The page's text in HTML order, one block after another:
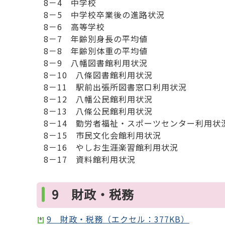
8－4 中学校
8－5 中学校卒業後の進路状況
8－6 高等学校
8－7 年齢別身長の平均値
8－8 年齢別体重の平均値
8－9 八幡図書館利用状況
8－10 八條図書館利用状況
8－11 駅前出張所図書窓口利用状況
8－12 八幡公民館利用状況
8－13 八條公民館利用状況
8－14 勤労者福祉・スポーツセンター利用状
8－15 市民文化会館利用状況
8－16 やしお生涯楽習館利用状況
8－17 資料館利用状況
9 財政・税務
9 財政・税務（エクセル：377KB）